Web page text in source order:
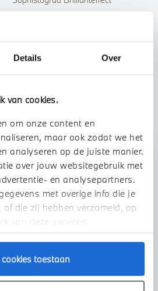
Details Over
van cookies.
om onze content en
maar ook zodat we het
analyseren op de juiste manier.
over jouw websitegebruik met
en analysepartners.
met overige info die je
of die zij hebben verzameld, op
van deze services.
cookies toestaan
Stap 1 van 3